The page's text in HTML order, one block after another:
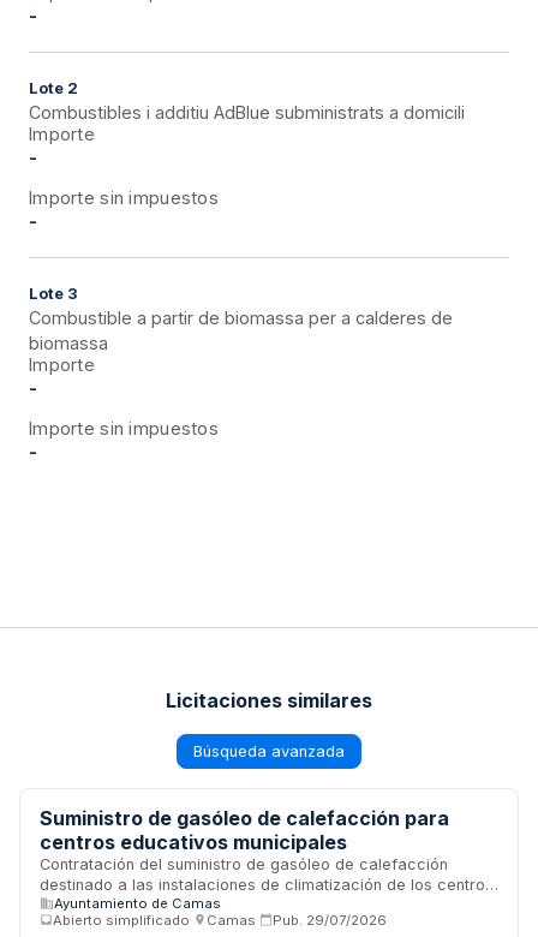
-
Lote 2
Combustibles i additiu AdBlue subministrats a domicili
Importe
-
Importe sin impuestos
-
Lote 3
Combustible a partir de biomassa per a calderes de
biomassa
Importe
-
Importe sin impuestos
-
Licitaciones similares
Búsqueda avanzada
Suministro de gasóleo de calefacción para
centros educativos municipales
Contratación del suministro de gasóleo de calefacción
destinado a las instalaciones de climatización de los centros
educativos dependientes del Ayuntamiento. El contrato
persigue optimizar el coste de adquisición del combustible,
Ayuntamiento de Camas
Abierto simplificado
Camas Pub. 29/07/2026